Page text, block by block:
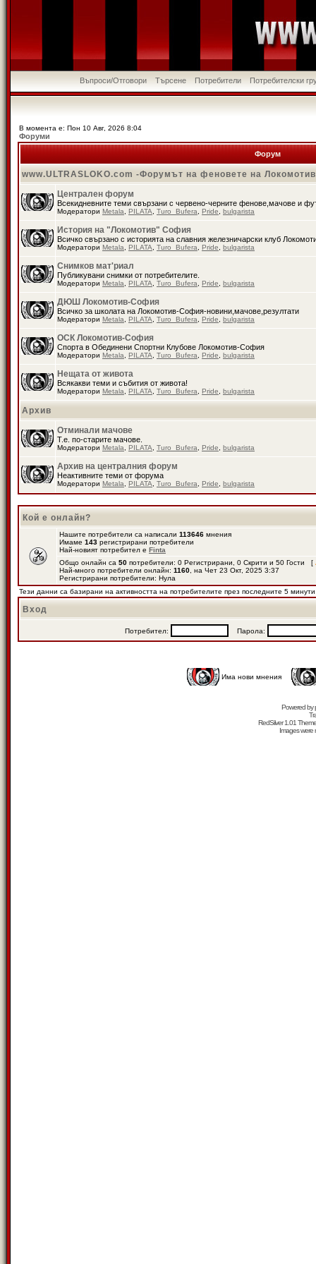
Въпроси/Отговори Търсене Потребители Потребителски
В момента е: Пон 10 Авг, 2026 8:04
Форуми
Форум
www.ULTRASLOKO.com -Форумът на феновете на
Централен форум
Всекидневните теми свързани с червено-черните фенове,мачове и
Модератори Metala PILATA Turo_Bufera Pride bulgarista
История на "Локомотив" София
Всичко свързано с историята на славния железничарски клуб
Модератори Metala PILATA Turo_Bufera Pride bulgarista
Снимков мат'риал
Публикувани снимки от потребителите.
Модератори Metala PILATA Turo_Bufera Pride bulgarista
ДЮШ Локомотив-София
Всичко за школата на Локомотив-София-новини,мачове,резултати
Модератори Metala PILATA Turo_Bufera Pride bulgarista
ОСК Локомотив-София
Спорта в Обединени Спортни Клубове Локомотив-София
Модератори Metala PILATA Turo_Bufera Pride bulgarista
Нещата от живота
Всякакви теми и събития от живота!
Модератори Metala PILATA Turo_Bufera Pride bulgarista
Архив
Отминали мачове
Т.е. по-старите мачове.
Модератори Metala PILATA Turo_Bufera Pride bulgarista
Архив на централния форум
Неактивните теми от форума
Модератори Metala PILATA Turo_Bufera Pride bulgarista
Кой е онлайн?
Нашите потребители са написали 113646 мнения
Имаме 143 регистрирани потребители
Най-новият потребител е Finta
Общо онлайн са 50 потребители: 0 Регистрирани, 0 Скрити и 50 Гости [
Най-много потребители онлайн: 1160 , на Чет 23 Окт, 2025 3:37
Регистрирани потребители: Нула
Тези данни са базирани на активността на потребителите през последните 5 минути
Вход
Потребител: Парола:
Има нови мнения
Powered by
RedSilver 1.01
Images were